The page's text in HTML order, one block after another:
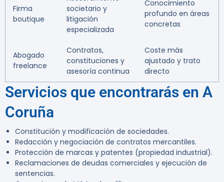
Firma
boutique
societario y
litigación
especializada
Conocimiento
profundo en áreas
concretas
Abogado
freelance
Contratos,
constituciones y
asesoría continua
Coste más
ajustado y trato
directo
Servicios que encontrarás en A
Coruña
Constitución y modificación de sociedades.
Redacción y negociación de contratos mercantiles.
Protección de marcas y patentes (propiedad industrial).
Reclamaciones de deudas comerciales y ejecución de
sentencias.